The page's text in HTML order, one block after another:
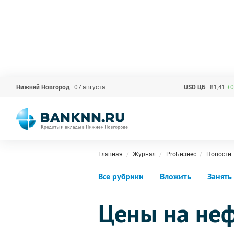
Нижний Новгород 07 августа USD ЦБ 81,41
Главная Журнал ProБизнес Новости
Все рубрики Вложить Занять
Цены на